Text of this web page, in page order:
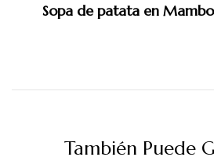
Sopa de patata en Mambo
También Puede